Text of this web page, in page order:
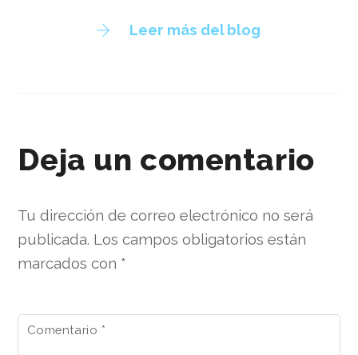
Leer más del blog
Deja un comentario
Tu dirección de correo electrónico no será
publicada. Los campos obligatorios están
marcados con *
Comentario *